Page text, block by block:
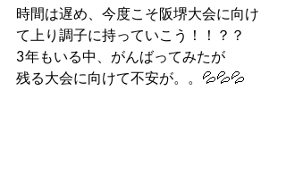
時間は遅め、今度こそ阪堺大会に向け
て上り調子に持っていこう！！？？
3年もいる中、がんばってみたが
残る大会に向けて不安が。。💦💦💦